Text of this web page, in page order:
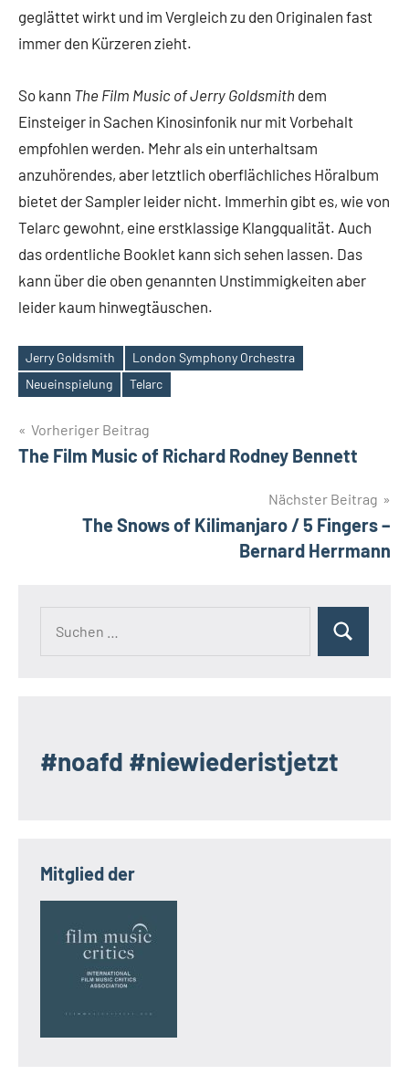
geglättet wirkt und im Vergleich zu den Originalen fast
immer den Kürzeren zieht.
So kann The Film Music of Jerry Goldsmith dem
Einsteiger in Sachen Kinosinfonik nur mit Vorbehalt
empfohlen werden. Mehr als ein unterhaltsam
anzuhörendes, aber letztlich oberflächliches Höralbum
bietet der Sampler leider nicht. Immerhin gibt es, wie von
Telarc gewohnt, eine erstklassige Klangqualität. Auch
das ordentliche Booklet kann sich sehen lassen. Das
kann über die oben genannten Unstimmigkeiten aber
leider kaum hinwegtäuschen.
Schlagwörter
Jerry Goldsmith
London Symphony Orchestra
Neueinspielung
Telarc
Beitragsnavigation
Vorheriger Beitrag
The Film Music of Richard Rodney Bennett
Nächster Beitrag
The Snows of Kilimanjaro / 5 Fingers –
Bernard Herrmann
Suchen
#noafd #niewiederistjetzt
Mitglied der